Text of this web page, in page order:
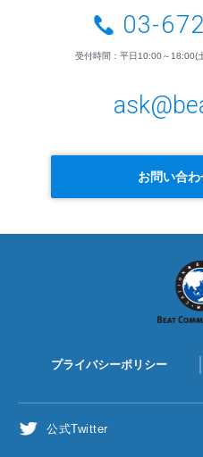
03-
受付時間：平日10:00～18:00(
お問い合
BEAT
プライバシーポリシー
公式Twitter